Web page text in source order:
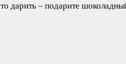
дарить – подарите